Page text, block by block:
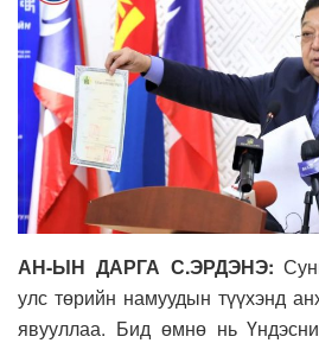
АН-ЫН ДАРГА С.ЭРДЭНЭ:
улс төрийн намуудын түүхэнд
явууллаа. Бид өмнө нь